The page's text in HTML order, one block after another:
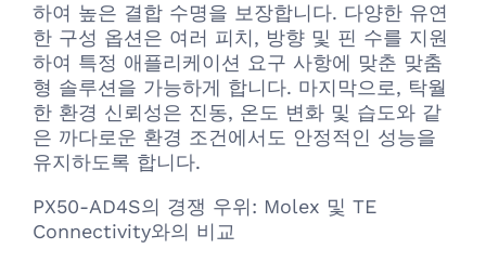
하여 높은 결합 수명을 보장합니다. 다양한 유연
한 구성 옵션은 여러 피치, 방향 및 핀 수를 지원
하여 특정 애플리케이션 요구 사항에 맞춘 맞춤
형 솔루션을 가능하게 합니다. 마지막으로, 탁월
한 환경 신뢰성은 진동, 온도 변화 및 습도와 같
은 까다로운 환경 조건에서도 안정적인 성능을
유지하도록 합니다.
PX50-AD4S의 경쟁 우위: Molex 및 TE
Connectivity와의 비교